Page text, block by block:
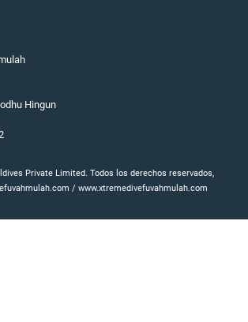
Hingun
Private Limited. Todos los derechos reservados,
/ www.xtremedivefuvahmulah.com